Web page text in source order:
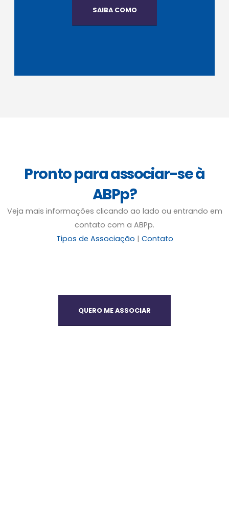
SAIBA COMO
Pronto para associar-se à
ABPp?
Veja mais informações clicando ao lado ou entrando em
contato com a ABPp.
Tipos de Associação | Contato
QUERO ME ASSOCIAR